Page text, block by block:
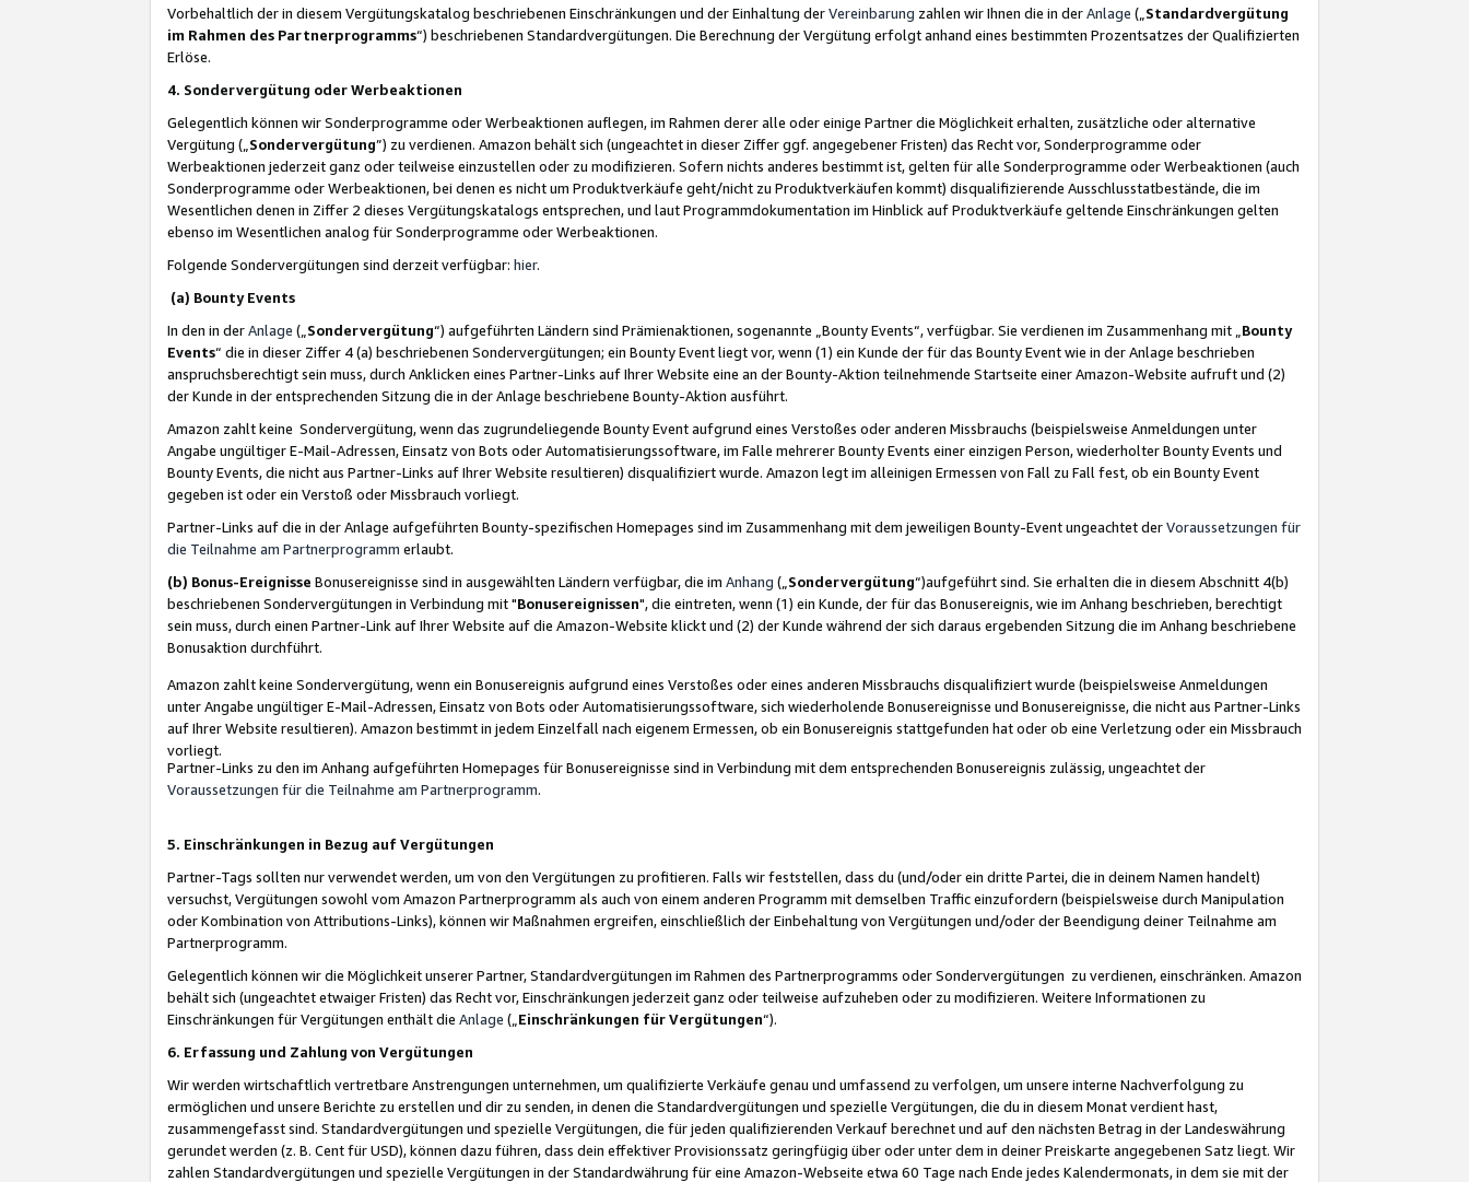
Vorbehaltlich der in diesem Vergütungskatalog beschriebenen Einschränkungen und der Einhaltung derVereinbarung zahlen wir Ihnen die in derAnlage („ Standardvergütung
im Rahmen des Partnerprogramms“) beschriebenen Standardvergütungen. Die Berechnung der Vergütung erfolgt anhand eines bestimmten Prozentsatzes der Qualifizierten
Erlöse.
4. Sondervergütung oder Werbeaktionen
Gelegentlich können wir Sonderprogramme oder Werbeaktionen auflegen, im Rahmen derer alle oder einige Partner die Möglichkeit erhalten, zusätzliche oder alternative
Vergütung („ Sondervergütung”) zu verdienen. Amazon behält sich (ungeachtet in dieser Ziffer ggf. angegebener Fristen) das Recht vor, Sonderprogramme oder
Werbeaktionen jederzeit ganz oder teilweise einzustellen oder zu modifizieren. Sofern nichts anderes bestimmt ist, gelten für alle Sonderprogramme oder Werbeaktionen (auch
Sonderprogramme oder Werbeaktionen, bei denen es nicht um Produktverkäufe geht/nicht zu Produktverkäufen kommt) disqualifizierende Ausschlusstatbestände, die im
Wesentlichen denen in Ziffer 2 dieses Vergütungskatalogs entsprechen, und laut Programmdokumentation im Hinblick auf Produktverkäufe geltende Einschränkungen gelten
ebenso im Wesentlichen analog für Sonderprogramme oder Werbeaktionen.
Folgende Sondervergütungen sind derzeit verfügbar: hier.
(a) Bounty Events
In den in derAnlage („ Sondervergütung“) aufgeführten Ländern sind Prämienaktionen, sogenannte „Bounty Events“, verfügbar. Sie verdienen im Zusammenhang mit „ Bounty
Events“ die in dieser Ziffer 4 (a) beschriebenen Sondervergütungen; ein Bounty Event liegt vor, wenn (1) ein Kunde der für das Bounty Event wie in der Anlage beschrieben
anspruchsberechtigt sein muss, durch Anklicken eines Partner-Links auf Ihrer Website eine an der Bounty-Aktion teilnehmende Startseite einer Amazon-Website aufruft und (2)
der Kunde in der entsprechenden Sitzung die in der Anlage beschriebene Bounty-Aktion ausführt.
Amazon zahlt keine Sondervergütung, wenn das zugrundeliegende Bounty Event aufgrund eines Verstoßes oder anderen Missbrauchs (beispielsweise Anmeldungen unter
Angabe ungültiger E-Mail-Adressen, Einsatz von Bots oder Automatisierungssoftware, im Falle mehrerer Bounty Events einer einzigen Person, wiederholter Bounty Events und
Bounty Events, die nicht aus Partner-Links auf Ihrer Website resultieren) disqualifiziert wurde. Amazon legt im alleinigen Ermessen von Fall zu Fall fest, ob ein Bounty Event
gegeben ist oder ein Verstoß oder Missbrauch vorliegt.
Partner-Links auf die in der Anlage aufgeführten Bounty-spezifischen Homepages sind im Zusammenhang mit dem jeweiligen Bounty-Event ungeachtet derVoraussetzungen für
die Teilnahme am Partnerprogramm erlaubt.
(b) Bonus-Ereignisse Bonusereignisse sind in ausgewählten Ländern verfügbar, die im Anhang („ Sondervergütung“)aufgeführt sind. Sie erhalten die in diesem Abschnitt 4(b)
beschriebenen Sondervergütungen in Verbindung mit "Bonusereignissen", die eintreten, wenn (1) ein Kunde, der für das Bonusereignis, wie im Anhang beschrieben, berechtigt
sein muss, durch einen Partner-Link auf Ihrer Website auf die Amazon-Website klickt und (2) der Kunde während der sich daraus ergebenden Sitzung die im Anhang beschriebene
Bonusaktion durchführt.
Amazon zahlt keine Sondervergütung, wenn ein Bonusereignis aufgrund eines Verstoßes oder eines anderen Missbrauchs disqualifiziert wurde (beispielsweise Anmeldungen
unter Angabe ungültiger E-Mail-Adressen, Einsatz von Bots oder Automatisierungssoftware, sich wiederholende Bonusereignisse und Bonusereignisse, die nicht aus Partner-Links
auf Ihrer Website resultieren). Amazon bestimmt in jedem Einzelfall nach eigenem Ermessen, ob ein Bonusereignis stattgefunden hat oder ob eine Verletzung oder ein Missbrauch
vorliegt.
Partner-Links zu den im Anhang aufgeführten Homepages für Bonusereignisse sind in Verbindung mit dem entsprechenden Bonusereignis zulässig, ungeachtet der
Voraussetzungen für die Teilnahme am Partnerprogramm.
5. Einschränkungen in Bezug auf Vergütungen
Partner-Tags sollten nur verwendet werden, um von den Vergütungen zu profitieren. Falls wir feststellen, dass du (und/oder ein dritte Partei, die in deinem Namen handelt)
versuchst, Vergütungen sowohl vom Amazon Partnerprogramm als auch von einem anderen Programm mit demselben Traffic einzufordern (beispielsweise durch Manipulation
oder Kombination von Attributions-Links), können wir Maßnahmen ergreifen, einschließlich der Einbehaltung von Vergütungen und/oder der Beendigung deiner Teilnahme am
Partnerprogramm.
Gelegentlich können wir die Möglichkeit unserer Partner, Standardvergütungen im Rahmen des Partnerprogramms oder Sondervergütungen zu verdienen, einschränken. Amazon
behält sich (ungeachtet etwaiger Fristen) das Recht vor, Einschränkungen jederzeit ganz oder teilweise aufzuheben oder zu modifizieren. Weitere Informationen zu
Einschränkungen für Vergütungen enthält die Anlage („ Einschränkungen für Vergütungen“).
6. Erfassung und Zahlung von Vergütungen
Wir werden wirtschaftlich vertretbare Anstrengungen unternehmen, um qualifizierte Verkäufe genau und umfassend zu verfolgen, um unsere interne Nachverfolgung zu
ermöglichen und unsere Berichte zu erstellen und dir zu senden, in denen die Standardvergütungen und spezielle Vergütungen, die du in diesem Monat verdient hast,
zusammengefasst sind. Standardvergütungen und spezielle Vergütungen, die für jeden qualifizierenden Verkauf berechnet und auf den nächsten Betrag in der Landeswährung
gerundet werden (z. B. Cent für USD), können dazu führen, dass dein effektiver Provisionssatz geringfügig über oder unter dem in deiner Preiskarte angegebenen Satz liegt. Wir
zahlen Standardvergütungen und spezielle Vergütungen in der Standardwährung für eine Amazon-Webseite etwa 60 Tage nach Ende jedes Kalendermonats, in dem sie mit der